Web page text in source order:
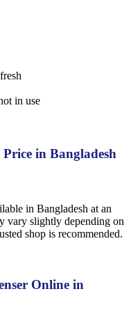
in use
in Bangladesh
in Bangladesh at an
vary slightly depending on
shop is recommended.
Online in